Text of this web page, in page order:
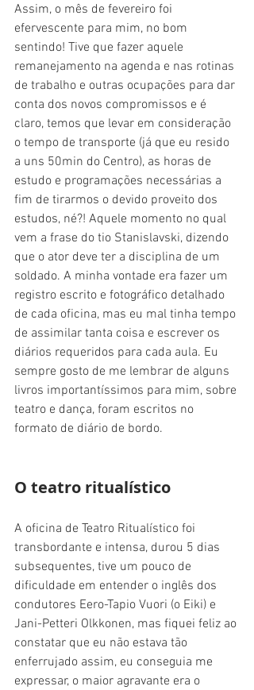
Assim, o mês de fevereiro foi
efervescente para mim, no bom
sentindo! Tive que fazer aquele
remanejamento na agenda e nas rotinas
de trabalho e outras ocupações para dar
conta dos novos compromissos e é
claro, temos que levar em consideração
o tempo de transporte (já que eu resido
a uns 50min do Centro), as horas de
estudo e programações necessárias a
fim de tirarmos o devido proveito dos
estudos, né?! Aquele momento no qual
vem a frase do tio Stanislavski, dizendo
que o ator deve ter a disciplina de um
soldado. A minha vontade era fazer um
registro escrito e fotográfico detalhado
de cada oficina, mas eu mal tinha tempo
de assimilar tanta coisa e escrever os
diários requeridos para cada aula. Eu
sempre gosto de me lembrar de alguns
livros importantíssimos para mim, sobre
teatro e dança, foram escritos no
formato de diário de bordo.
O teatro ritualístico
A oficina de Teatro Ritualístico foi
transbordante e intensa, durou 5 dias
subsequentes, tive um pouco de
dificuldade em entender o inglês dos
condutores Eero-Tapio Vuori (o Eiki) e
Jani-Petteri Olkkonen, mas fiquei feliz ao
constatar que eu não estava tão
enferrujado assim, eu conseguia me
expressar, o maior agravante era o